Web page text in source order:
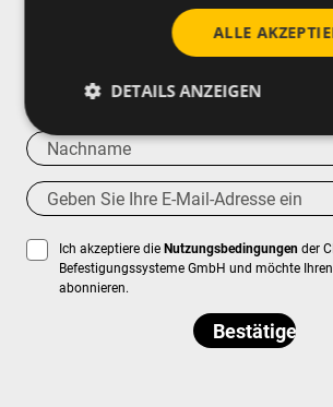
Abonnieren Sie unseren
Ich akzeptiere dieNutzungsbedingungen der
Befestigungssysteme GmbH und möchte
abonnieren.
ALLE
DETAILS ANZEIGEN